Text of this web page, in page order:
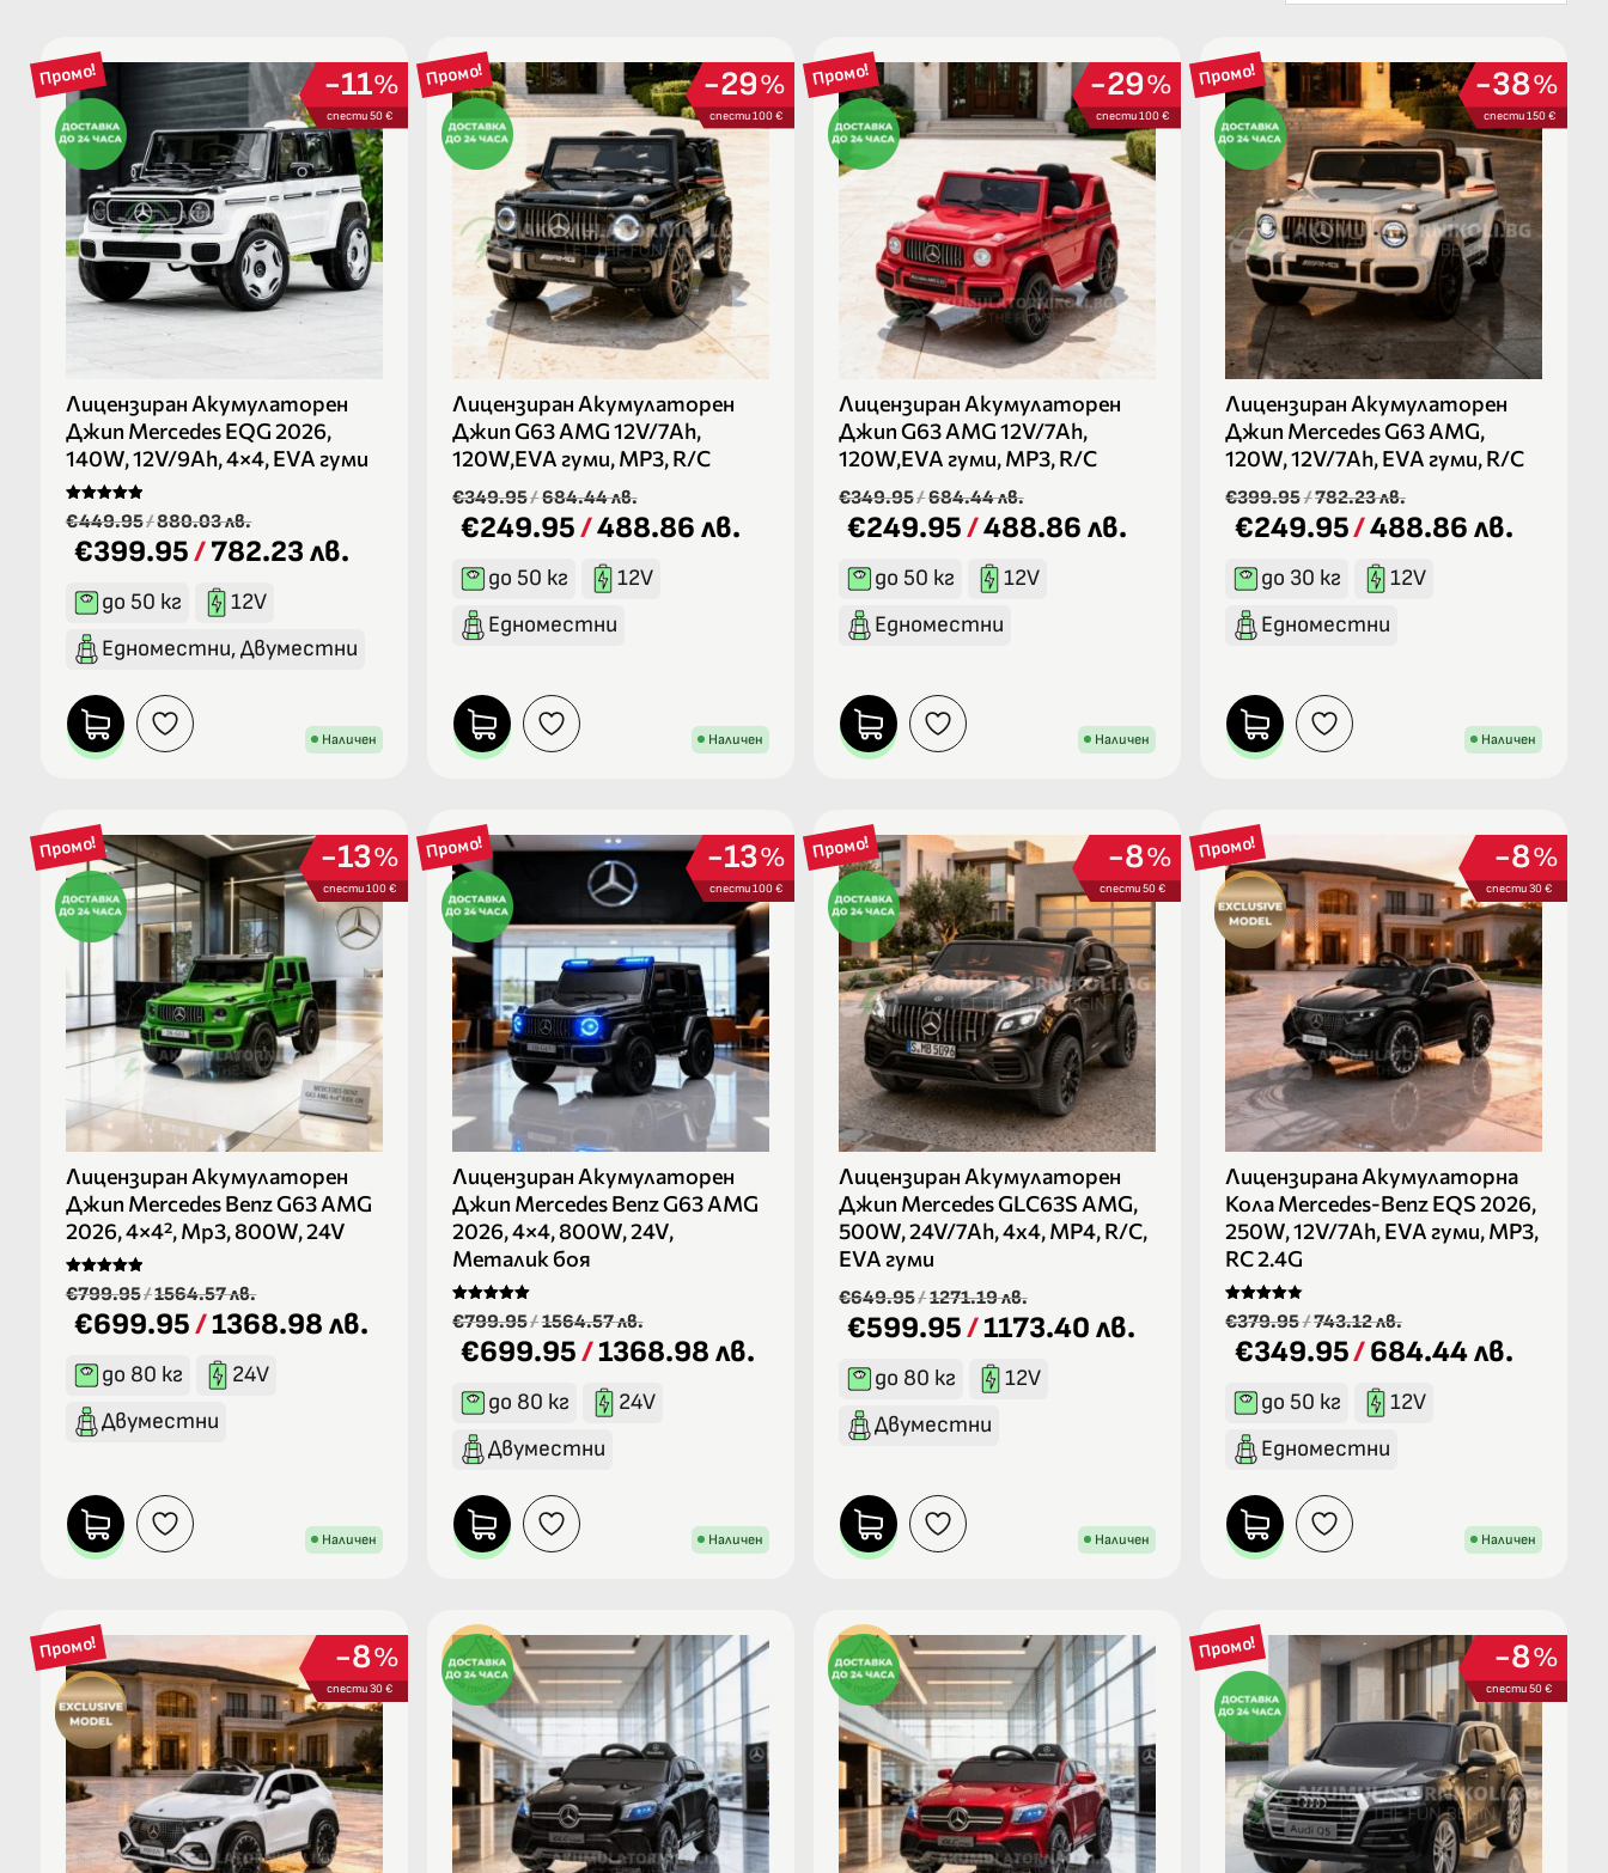
Промо! %
11
спести 50 €
Лицензиран Акумулаторен
Джип Mercedes EQG 2026,
140W, 12V/9Ah, 4×4, EVA гуми
Оценено на
5.00
от 5
€449.95/880.03 лв.
€399.95/782.23 лв.
до 50 кг
12V
Едноместни, Двуместни
Наличен
Промо! %
29
спести 100 €
Лицензиран Акумулаторен
Джип G63 AMG 12V/7Ah,
120W,EVA гуми, МР3, R/C
€349.95/684.44 лв.
€249.95/488.86 лв.
до 50 кг
12V
Едноместни
Наличен
Промо! %
29
спести 100 €
Лицензиран Акумулаторен
Джип G63 AMG 12V/7Ah,
120W,EVA гуми, МР3, R/C
€349.95/684.44 лв.
€249.95/488.86 лв.
до 50 кг
12V
Едноместни
Наличен
Промо! %
38
спести 150 €
Лицензиран Акумулаторен
Джип Mercedes G63 AMG,
120W, 12V/7Ah, EVA гуми, R/C
€399.95/782.23 лв.
€249.95/488.86 лв.
до 30 кг
12V
Едноместни
Наличен
Промо! %
13
спести 100 €
Лицензиран Акумулаторен
Джип Mercedes Benz G63 AMG
2026, 4×4², Mp3, 800W, 24V
Оценено на
5.00
от 5
€799.95/1564.57 лв.
€699.95/1368.98 лв.
до 80 кг
24V
Двуместни
Наличен
Промо! %
13
спести 100 €
Лицензиран Акумулаторен
Джип Mercedes Benz G63 AMG
2026, 4×4, 800W, 24V,
Металик боя
Оценено на
5.00
от 5
€799.95/1564.57 лв.
€699.95/1368.98 лв.
до 80 кг
24V
Двуместни
Наличен
Промо! %
8
спести 50 €
Лицензиран Акумулаторен
Джип Mercedes GLC63S AMG,
500W, 24V/7Ah, 4х4, MP4, R/C,
EVA гуми
€649.95/1271.19 лв.
€599.95/1173.40 лв.
до 80 кг
12V
Двуместни
Наличен
Промо! %
8
спести 30 €
Лицензирана Акумулаторна
Кола Mercedes-Benz EQS 2026,
250W, 12V/7Ah, EVA гуми, MP3,
RC 2.4G
Оценено
на
4.00
от 5
€379.95/743.12 лв.
€349.95/684.44 лв.
до 50 кг
12V
Едноместни
Наличен
Промо! %
8
спести 30 €
Промо! %
8
спести 50 €